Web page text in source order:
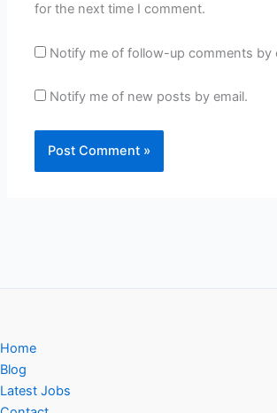
for the next time I comment.
Notify me of follow-up comments by
Notify me of new posts by email.
Home
Blog
Latest Jobs